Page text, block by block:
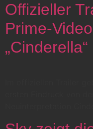
Offizieller
Prime-
„Cinderella“